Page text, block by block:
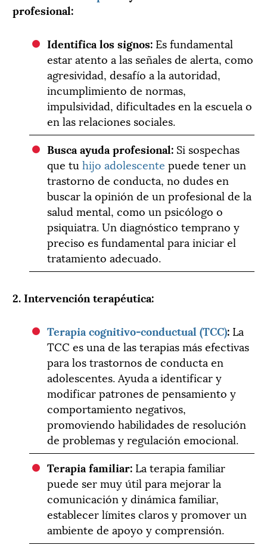
profesional:
Identifica los signos: Es fundamental
estar atento a las señales de alerta, como
agresividad, desafío a la autoridad,
incumplimiento de normas,
impulsividad, dificultades en la escuela o
en las relaciones sociales.
Busca ayuda profesional: Si sospechas
que tuhijo adolescente puede tener un
trastorno de conducta, no dudes en
buscar la opinión de un profesional de la
salud mental, como un psicólogo o
psiquiatra. Un diagnóstico temprano y
preciso es fundamental para iniciar el
tratamiento adecuado.
2. Intervención terapéutica:
Terapia cognitivo-conductual (TCC): La
TCC es una de las terapias más efectivas
para los trastornos de conducta en
adolescentes. Ayuda a identificar y
modificar patrones de pensamiento y
comportamiento negativos,
promoviendo habilidades de resolución
de problemas y regulación emocional.
Terapia familiar: La terapia familiar
puede ser muy útil para mejorar la
comunicación y dinámica familiar,
establecer límites claros y promover un
ambiente de apoyo y comprensión.